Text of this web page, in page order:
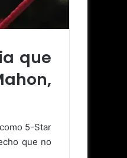
que
5-Star
que no